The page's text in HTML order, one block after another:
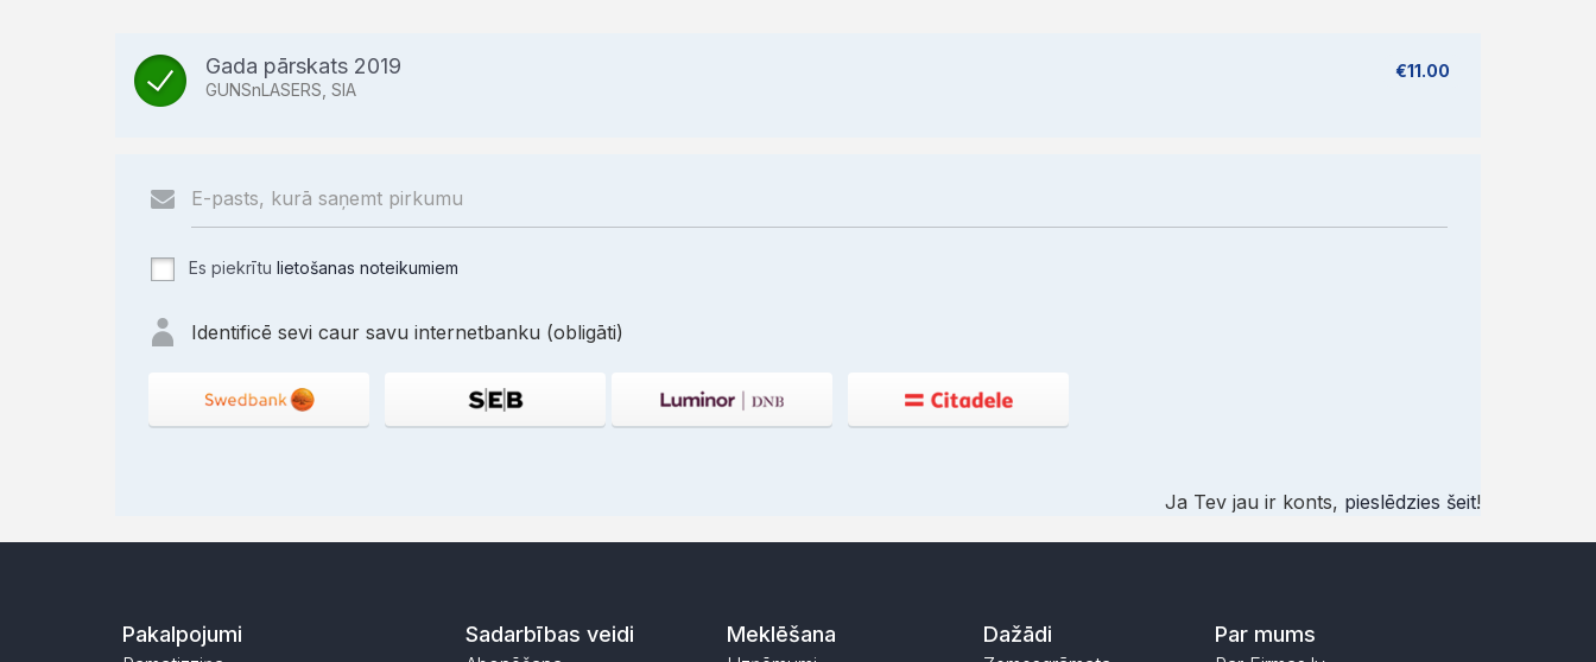
Gada pārskats 2019
GUNSnLASERS, SIA
€11.00
Es piekrītu lietošanas noteikumiem
Identificē sevi caur savu internetbanku (obligāti)
Ja Tev jau ir konts, pieslēdzies šeit!
Pakalpojumi Sadarbības veidi Meklēšana Dažādi Par mums